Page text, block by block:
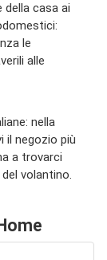
della casa ai
le
alle
nella
il negozio più
a trovarci
volantino.